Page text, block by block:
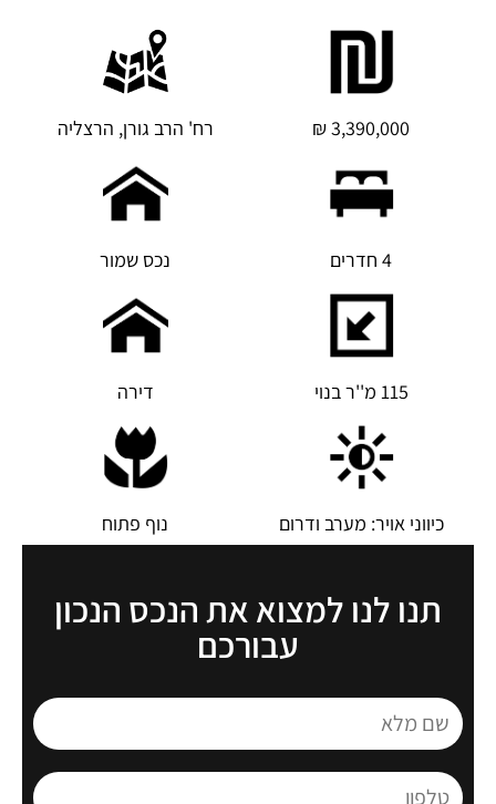
3,390,000 ₪ רח' הרב גורן, הרצליה
4 חדרים נכס שמור
115 מ''ר בנוי דירה
כיווני אויר: מערב ודרום נוף פתוח
תנו לנו למצוא את הנכס הנכון
עבורכם